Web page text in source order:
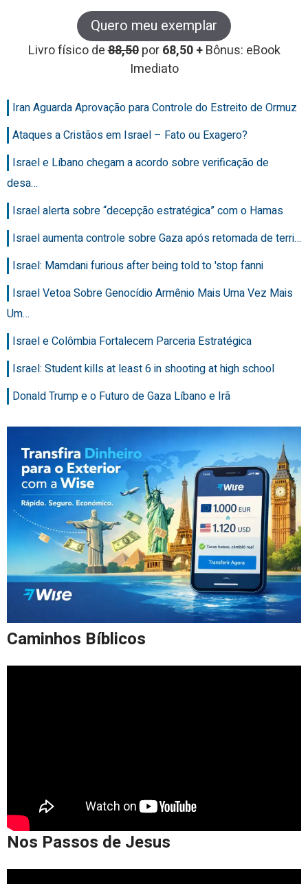
Quero meu exemplar
Livro físico de88,50 por68,50 +Bônus: eBook
Imediato
Iran Aguarda Aprovação para Controle do Estreito de Ormuz
Ataques a Cristãos em Israel – Fato ou Exagero?
Israel e Líbano chegam a acordo sobre verificação de
desa…
Israel alerta sobre “decepção estratégica” com o Hamas
Israel aumenta controle sobre Gaza após retomada de terri…
Israel: Mamdani furious after being told to 'stop fanni
Israel Vetoa Sobre Genocídio Armênio Mais Uma Vez Mais
Um…
Israel e Colômbia Fortalecem Parceria Estratégica
Israel: Student kills at least 6 in shooting at high school
Donald Trump e o Futuro de Gaza Líbano e Irã
Caminhos Bíblicos
Nos Passos de Jesus